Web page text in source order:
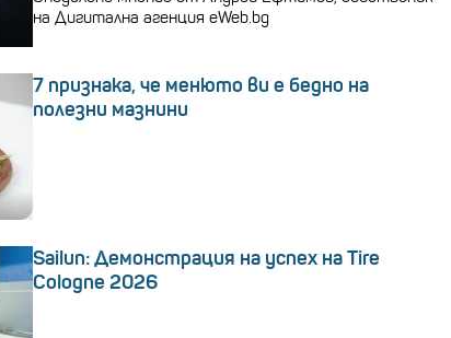
на Дигитална агенция eWeb.bg
7 признака, че менюто ви е бедно на
полезни мазнини
Sailun: Демонстрация на успех на Tire
Cologne 2026